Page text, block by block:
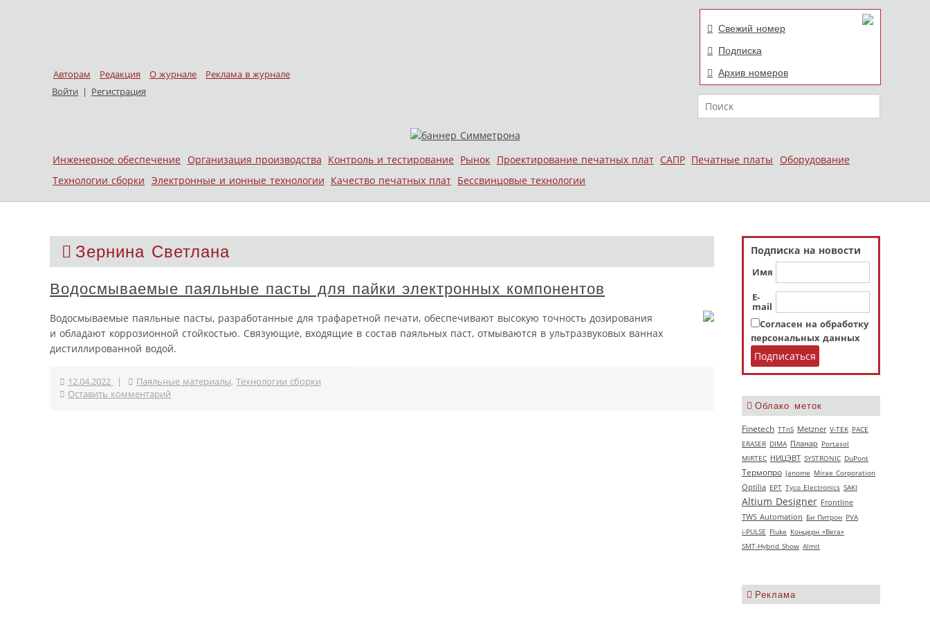
Авторам Редакция О журнале
Реклама в журнале
Войти | Регистрация
Свежий номер
Подписка
Архив номеров
Поиск
Меню
Skip to content
Инженерное обеспечение Организация производства Контроль и тестирование Рынок Проектирование печатных плат САПР Печатные платы
Оборудование
Технологии сборки Электронные и ионные технологии Качество печатных плат Бессвинцовые технологии
Подписка на новости
Имя
E-
mail
Согласен на обработку
персональных данных
Облако меток
Finetech TTnS Metzner V‑TEK РАСЕ
ERASER DIMA Планар Portasol
MIRTEC НИЦЭВТ SYSTRONIC DuPont
Термопро Janome Mirae Corporation
Optilia EPT Tyco Electronics SAKI
Altium Designer Frontline
TWS Automation Би Питрон PVA
i-PULSE Fluke Концерн «Вега»
SMT-Hybrid Show Almit
Реклама
Зернина Светлана
Водосмываемые паяльные пасты для пайки электронных компонентов
Водосмываемые паяльные пасты, разработанные для трафаретной печати, обеспечивают высокую точность дозирования
и обладают коррозионной стойкостью. Связующие, входящие в состав паяльных паст, отмываются в ультразвуковых ваннах
дистиллированной водой.
12.04.2022 | Паяльные материалы, Технологии сборки
Оставить комментарий